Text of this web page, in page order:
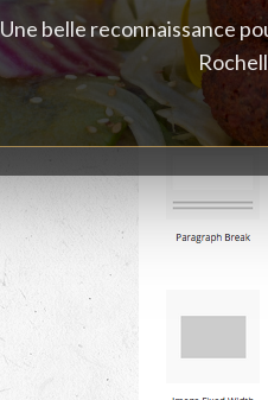
Une belle reconnaissance